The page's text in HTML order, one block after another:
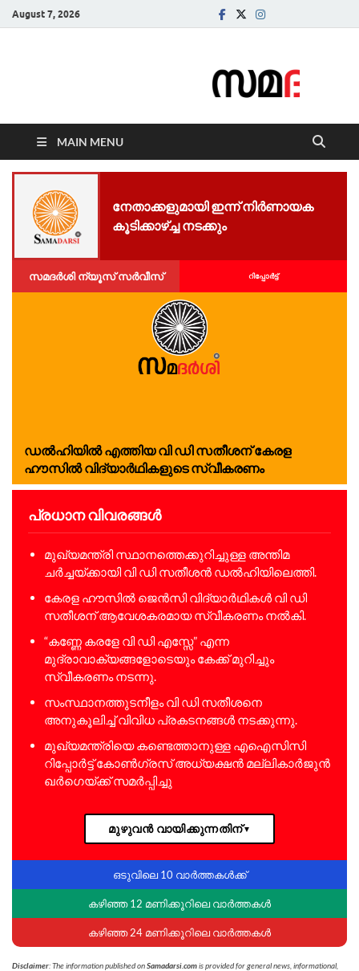
August 7, 2026
MAIN MENU
നേതാക്കളുമായി ഇന്ന് നിര്‍ണായക
കൂടിക്കാഴ്ച്ച നടക്കും
സമദർശി ന്യൂസ് സർവീസ് റിപ്പോര്‍ട്ട്
ഡല്‍ഹിയില്‍ എത്തിയ വി ഡി സതീശന് കേരള
ഹൗസില്‍ വിദ്യാര്‍ഥികളുടെ സ്വീകരണം
പ്രധാന വിവരങ്ങൾ
മുഖ്യമന്ത്രി സ്ഥാനത്തെക്കുറിച്ചുള്ള അന്തിമ
ചര്‍ച്ചയ്ക്കായി വി ഡി സതീശന്‍ ഡല്‍ഹിയിലെത്തി.
കേരള ഹൗസില്‍ ജെന്‍സി വിദ്യാര്‍ഥികള്‍ വി ഡി
സതീശന് ആവേശകരമായ സ്വീകരണം നല്‍കി.
“കണ്ണേ കരളേ വി ഡി എസ്സേ” എന്ന
മുദ്രാവാക്യങ്ങളോടെയും കേക്ക് മുറിച്ചും
സ്വീകരണം നടന്നു.
സംസ്ഥാനത്തുടനീളം വി ഡി സതീശനെ
അനുകൂലിച്ച് വിവിധ പ്രകടനങ്ങള്‍ നടക്കുന്നു.
മുഖ്യമന്ത്രിയെ കണ്ടെത്താനുള്ള എഐസിസി
റിപ്പോര്‍ട്ട് കോണ്‍ഗ്രസ് അധ്യക്ഷന്‍ മല്ലികാര്‍ജുന്‍
ഖര്‍ഗെയ്ക്ക് സമര്‍പ്പിച്ചു
മുഴുവൻ വായിക്കുന്നതിന്▼
ഒടുവിലെ 10 വാർത്തകൾക്ക്
കഴിഞ്ഞ 12 മണിക്കൂറിലെ വാർത്തകൾ
കഴിഞ്ഞ 24 മണിക്കൂറിലെ വാർത്തകൾ
Disclaimer: The information published onSamadarsi.comis provided for general news, informational,